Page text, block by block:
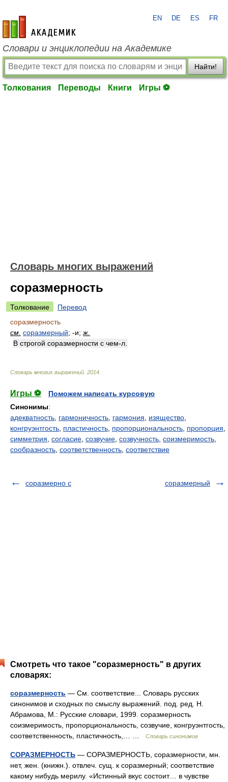
academic.ru
EN DE ES FR
Словари и энциклопедии на Академике
Найти!
Толкования Переводы Книги Игры ⚽
Словарь многих выражений
соразмерность
Толкование
Перевод
соразмерность
см. соразмерный; -и; ж.
В строгой соразмерности с чем-л.
Словарь многих выражений 2014
Игры ⚽
Поможем написать курсовую
Синонимы:
адекватность гармоничность гармония изящество
конгруэнтгость пластичность пропорциональность пропорция
симметрия согласие созвучие созвучность соизмеримость
сообразность соответственность соответствие
соразмерно с соразмерный
Смотреть что такое "соразмерность" в других
словарях:
соразмерность — См. соответствие... Словарь русских
синонимов и сходных по смыслу выражений. под. ред. Н.
Абрамова, М.: Русские словари, 1999. соразмерность
соизмеримость, пропорциональность, созвучие, конгруэнтгость,
соответственность, пластичность,… …
Словарь синонимов
СОРАЗМЕРНОСТЬ — СОРАЗМЕРНОСТЬ, соразмерности, мн.
нет, жен. (книжн.). отвлеч. сущ. к соразмерный; соответствие
какому нибудь мерилу. «Истинный вкус состоит… в чувстве